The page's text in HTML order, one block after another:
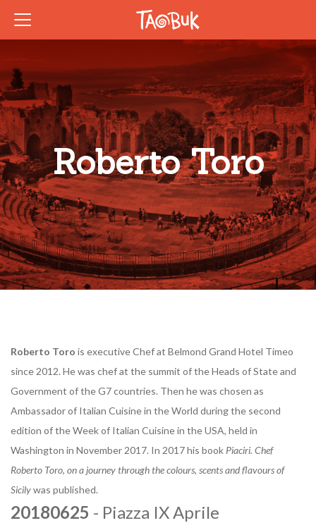
Roberto Toro
Roberto Toro is executive Chef at Belmond Grand Hotel Timeo
since 2012. He was chef at the summit of the Heads of State and
Government of the G7 countries. Then he was chosen as
Ambassador of Italian Cuisine in the World during the second
edition of the Week of Italian Cuisine in the USA, held in
Washington in November 2017. In 2017 his book Piaciri. Chef
Roberto Toro, on a journey through the colours, scents and flavours of
Sicilywas published.
20180625 - Piazza IX Aprile